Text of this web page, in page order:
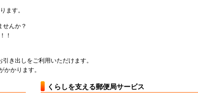
ます。
せんか？
！
き出しをご利用いただけます。
かります。
くらしを支える郵便局サービス